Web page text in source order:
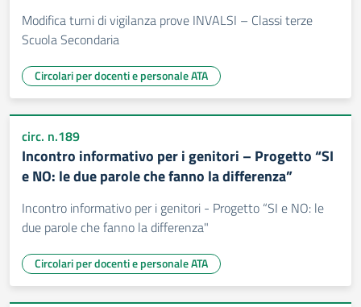
Modifica turni di vigilanza prove INVALSI – Classi terze
Scuola Secondaria
Circolari per docenti e personale ATA
circ. n.189
Incontro informativo per i genitori – Progetto “SI
e NO: le due parole che fanno la differenza”
Incontro informativo per i genitori - Progetto “SI e NO: le
due parole che fanno la differenza"
Circolari per docenti e personale ATA